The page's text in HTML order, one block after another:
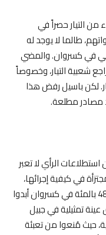
من التيار حصراً في
طالما لا يوجد له
في كسروان. والمضي
شعبية التيار، وخصوصاً
لكن باسيل رفض هذا
مصادر مطلعة.
الرأي لا تعبر
في كيفية إجرائها،
ثمة استطلاع أظهر أن 46 بالمئة في جبيل و48 بالمئة في كسروان أبدوا
تمثيلية في جبيل
حيث مُنعوا من تعبئة